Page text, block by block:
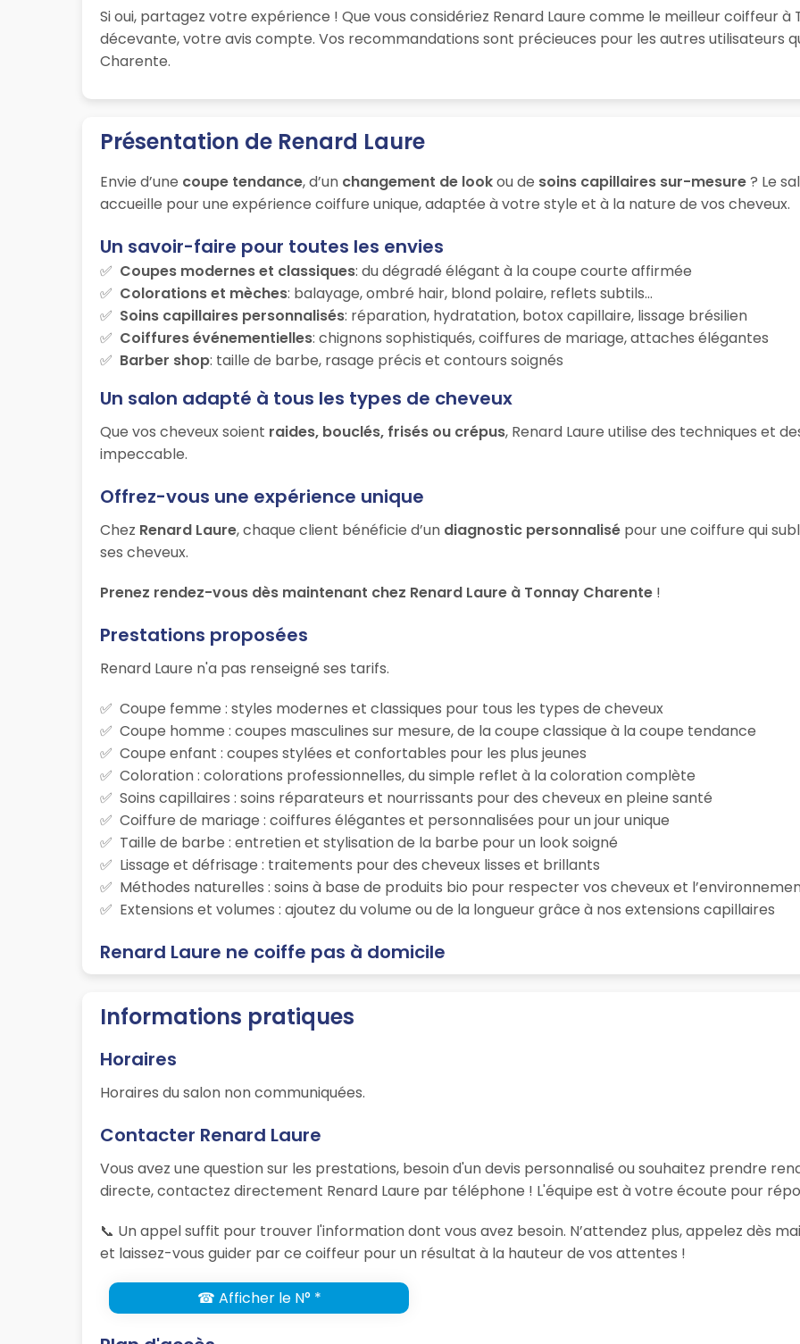
Si oui, partagez votre expérience ! Que vous considériez Renard Laure comme le meilleur coiffeur
décevante, votre avis compte. Vos recommandations sont précieuces pour les autres utilisateurs
Charente.
Présentation de Renard Laure
Envie d’une coupe tendance, d’un changement de lookou de soins capillaires sur-mesure? Le
accueille pour une expérience coiffure unique, adaptée à votre style et à la nature de vos cheveux.
Un savoir-faire pour toutes les envies
Coupes modernes et classiques: du dégradé élégant à la coupe courte affirmée
Colorations et mèches: balayage, ombré hair, blond polaire, reflets subtils…
Soins capillaires personnalisés: réparation, hydratation, botox capillaire, lissage brésilien
Coiffures événementielles: chignons sophistiqués, coiffures de mariage, attaches élégantes
Barber shop: taille de barbe, rasage précis et contours soignés
Un salon adapté à tous les types de cheveux
Que vos cheveux soient raides, bouclés, frisés ou crépus, Renard Laure utilise des techniques et
impeccable.
Offrez-vous une expérience unique
Chez Renard Laure, chaque client bénéficie d’un diagnostic personnalisé pour une coiffure qui
ses cheveux.
Prenez rendez-vous dès maintenant chez Renard Laure à Tonnay Charente !
Prestations proposées
Renard Laure n'a pas renseigné ses tarifs.
Coupe femme : styles modernes et classiques pour tous les types de cheveux
Coupe homme : coupes masculines sur mesure, de la coupe classique à la coupe tendance
Coupe enfant : coupes stylées et confortables pour les plus jeunes
Coloration : colorations professionnelles, du simple reflet à la coloration complète
Soins capillaires : soins réparateurs et nourrissants pour des cheveux en pleine santé
Coiffure de mariage : coiffures élégantes et personnalisées pour un jour unique
Taille de barbe : entretien et stylisation de la barbe pour un look soigné
Lissage et défrisage : traitements pour des cheveux lisses et brillants
Méthodes naturelles : soins à base de produits bio pour respecter vos cheveux et
Extensions et volumes : ajoutez du volume ou de la longueur grâce à nos extensions capillaires
Renard Laure ne coiffe pas à domicile
Informations pratiques
Horaires
Horaires du salon non communiquées.
Contacter Renard Laure
Vous avez une question sur les prestations, besoin d'un devis personnalisé ou souhaitez prendre
directe, contactez directement Renard Laure par téléphone ! L'équipe est à votre écoute pour
📞 Un appel suffit pour trouver l'information dont vous avez besoin. N’attendez plus, appelez dès
et laissez-vous guider par ce coiffeur pour un résultat à la hauteur de vos attentes !
☎ Afficher le N° *